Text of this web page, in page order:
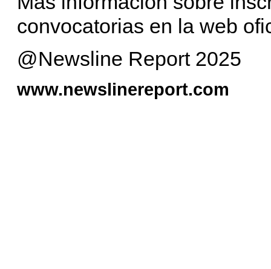
convocatorias en la web
@Newsline Report 2025
www.newslinereport.com